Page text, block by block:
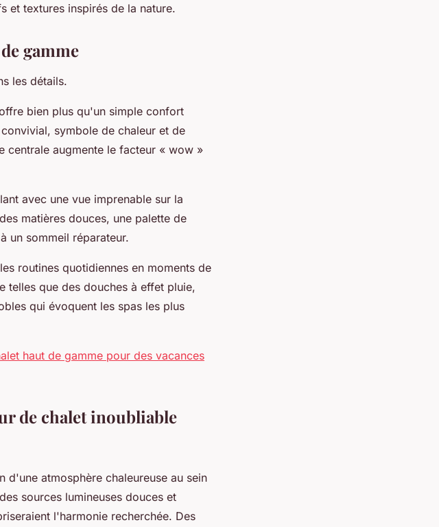
et textures inspirés de la nature.
gamme
les détails.
bien plus qu'un simple confort
symbole de chaleur et de
centrale augmente le facteur « wow »
avec une vue imprenable sur la
matières douces, une palette de
un sommeil réparateur.
routines quotidiennes en moments de
telles que des douches à effet pluie,
qui évoquent les spas les plus
haut de gamme pour des vacances
de chalet inoubliable
atmosphère chaleureuse au sein
sources lumineuses douces et
l'harmonie recherchée. Des